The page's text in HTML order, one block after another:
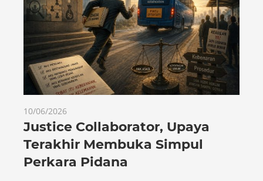
10/06/2026
Justice Collaborator, Upaya
Terakhir Membuka Simpul
Perkara Pidana